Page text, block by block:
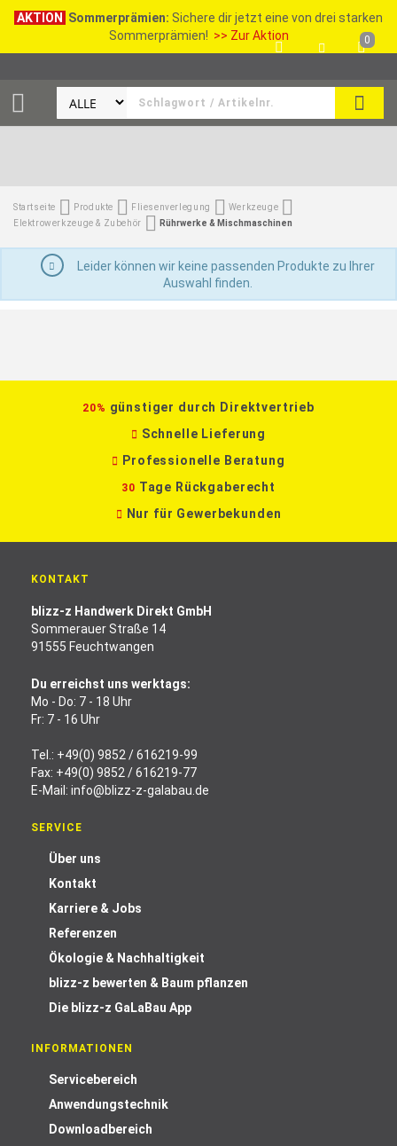
AKTION Sommerprämien: Sichere dir jetzt eine von drei starken
Sommerprämien! >> Zur Aktion 0
Startseite Produkte Fliesenverlegung
Werkzeuge
Elektrowerkzeuge & Zubehör
Rührwerke & Mischmaschinen
Leider können wir keine passenden Produkte zu Ihrer
Auswahl finden.
20% günstiger durch Direktvertrieb
Schnelle Lieferung
Professionelle Beratung
30 Tage Rückgaberecht
Nur für Gewerbekunden
KONTAKT
blizz-z Handwerk Direkt GmbH
Sommerauer Straße 14
91555 Feuchtwangen
Du erreichst uns werktags:
Mo - Do: 7 - 18 Uhr
Fr: 7 - 16 Uhr
Tel.: +49(0) 9852 / 616219-99
Fax: +49(0) 9852 / 616219-77
E-Mail: info@blizz-z-galabau.de
SERVICE
Über uns
Kontakt
Karriere & Jobs
Referenzen
Ökologie & Nachhaltigkeit
blizz-z bewerten & Baum pflanzen
Die blizz-z GaLaBau App
INFORMATIONEN
Servicebereich
Anwendungstechnik
Downloadbereich